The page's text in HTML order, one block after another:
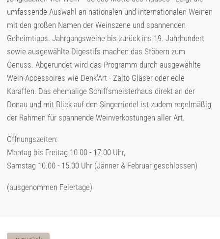
umfassende Auswahl an nationalen und internationalen Weinen
mit den großen Namen der Weinszene und spannenden
Geheimtipps. Jahrgangsweine bis zurück ins 19. Jahrhundert
sowie ausgewählte Digestifs machen das Stöbern zum
Genuss. Abgerundet wird das Programm durch ausgewählte
Wein-Accessoires wie Denk'Art - Zalto Gläser oder edle
Karaffen. Das ehemalige Schiffsmeisterhaus direkt an der
Donau und mit Blick auf den Singerriedel ist zudem regelmäßig
der Rahmen für spannende Weinverkostungen aller Art.
Öffnungszeiten:
Montag bis Freitag 10.00 - 17.00 Uhr,
Samstag 10.00 - 15.00 Uhr (Jänner & Februar geschlossen)
(ausgenommen Feiertage)